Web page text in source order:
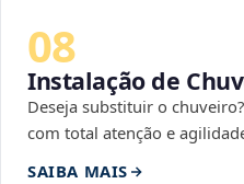
08
Instalação de
Deseja substituir o
com total atenção e
SAIBA MAIS